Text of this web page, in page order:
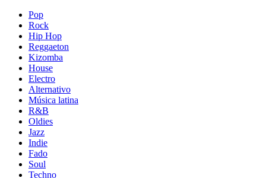
Pop
Rock
Hip Hop
Reggaeton
Kizomba
House
Electro
Alternativo
Música latina
R&B
Oldies
Jazz
Indie
Fado
Soul
Techno